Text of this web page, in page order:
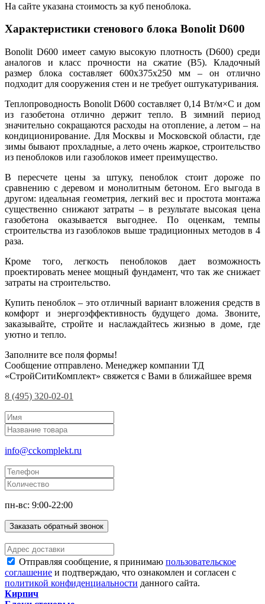
На сайте указана стоимость за куб пеноблока.
Характеристики стенового блока Bonolit D600
Bonolit D600 имеет самую высокую плотность (D600) среди
аналогов и класс прочности на сжатие (В5). Кладочный
размер блока составляет 600x375x250 мм – он отлично
подходит для сооружения стен и не требует оштукатуривания.
Теплопроводность Bonolit D600 составляет 0,14 Вт/м×С и дом
из газобетона отлично держит тепло. В зимний период
значительно сокращаются расходы на отопление, а летом – на
кондиционирование. Для Москвы и Московской области, где
зимы бывают прохладные, а лето очень жаркое, строительство
из пеноблоков или газоблоков имеет преимущество.
В пересчете цены за штуку, пеноблок стоит дороже по
сравнению с деревом и монолитным бетоном. Его выгода в
другом: идеальная геометрия, легкий вес и простота монтажа
существенно снижают затраты – в результате высокая цена
газобетона оказывается выгоднее. По оценкам, темпы
строительства из газоблоков выше традиционных методов в 4
раза.
Кроме того, легкость пеноблоков дает возможность
проектировать менее мощный фундамент, что так же снижает
затраты на строительство.
Купить пеноблок – это отличный вариант вложения средств в
комфорт и энергоэффективность будущего дома. Звоните,
заказывайте, стройте и наслаждайтесь жизнью в доме, где
уютно и тепло.
Заполните все поля формы!
Сообщение отправлено. Менеджер компании ТД
«СтройСитиКомплект» свяжется с Вами в ближайшее время
8 (495) 320-02-01
info@cckomplekt.ru
пн-вс: 9:00-22:00
Заказать обратный звонок
Отправляя сообщение, я принимаю пользовательское
соглашение и подтверждаю, что ознакомлен и согласен с
политикой конфиденциальности данного сайта.
Кирпич